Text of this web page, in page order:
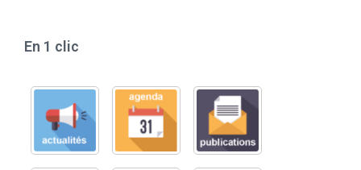
En 1 clic